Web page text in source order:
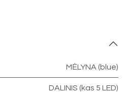
MĖLYNA (blue)
DALINIS (kas 5 LED)